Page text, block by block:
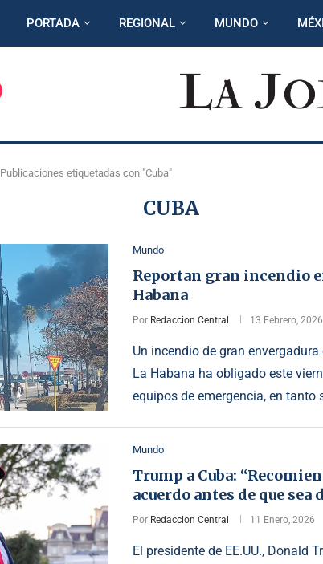
PORTADA REGIONAL MUNDO
Publicaciones etiquetadas con "Cuba"
CUBA
Mundo
Reportan gran incendio
Habana
Por Redaccion Central 13 Febrero, 2026
Un incendio de gran
La Habana ha obligado este
equipos de emergencia, en tanto
Mundo
Trump a Cuba:
acuerdo antes de que sea
Por Redaccion Central 11 Enero, 2026
El presidente de EE.UU., Donald